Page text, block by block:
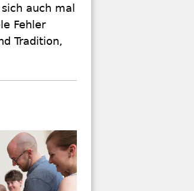
auch mal
Fehler
Tradition,